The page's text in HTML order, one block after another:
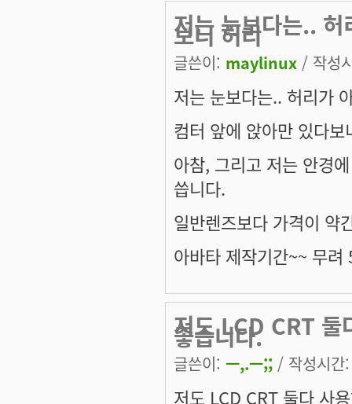
저는 눈보다는..
보니 허리
글쓴이: maylinux / 작성
저는 눈보다는.. 허리가
컴터 앞에 앉아만 있다
아참, 그리고 저는 안경
씁니다.
일반렌즈보다 가격이 약
아바타 제작기간~~ 무
저도 LCD CRT 둘
좋습니다.
글쓴이: ㅡ,.ㅡ;; / 작성시
저도 LCD CRT 둘다 사